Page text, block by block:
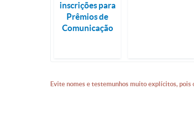
inscrições para
Prêmios de
Comunicação
Evite nomes e testemunhos muito explícitos, pois